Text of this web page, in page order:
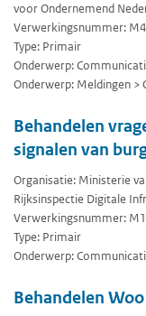
voor Ondernemend
Verwerkingsnummer:
Type: Primair
Onderwerp:
Onderwerp: Meldingen >
Behandelen
signalen van
Organisatie: Ministerie
Rijksinspectie Digitale
Verwerkingsnummer:
Type: Primair
Onderwerp:
Behandelen